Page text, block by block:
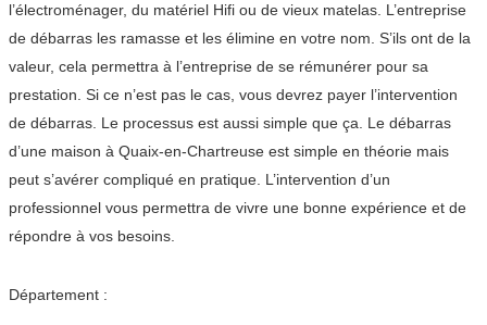
l’électroménager, du matériel Hifi ou de vieux matelas. L’entreprise
de débarras les ramasse et les élimine en votre nom. S’ils ont de la
valeur, cela permettra à l’entreprise de se rémunérer pour sa
prestation. Si ce n’est pas le cas, vous devrez payer l’intervention
de débarras. Le processus est aussi simple que ça. Le débarras
d’une maison à Quaix-en-Chartreuse est simple en théorie mais
peut s’avérer compliqué en pratique. L’intervention d’un
professionnel vous permettra de vivre une bonne expérience et de
répondre à vos besoins.
Département :